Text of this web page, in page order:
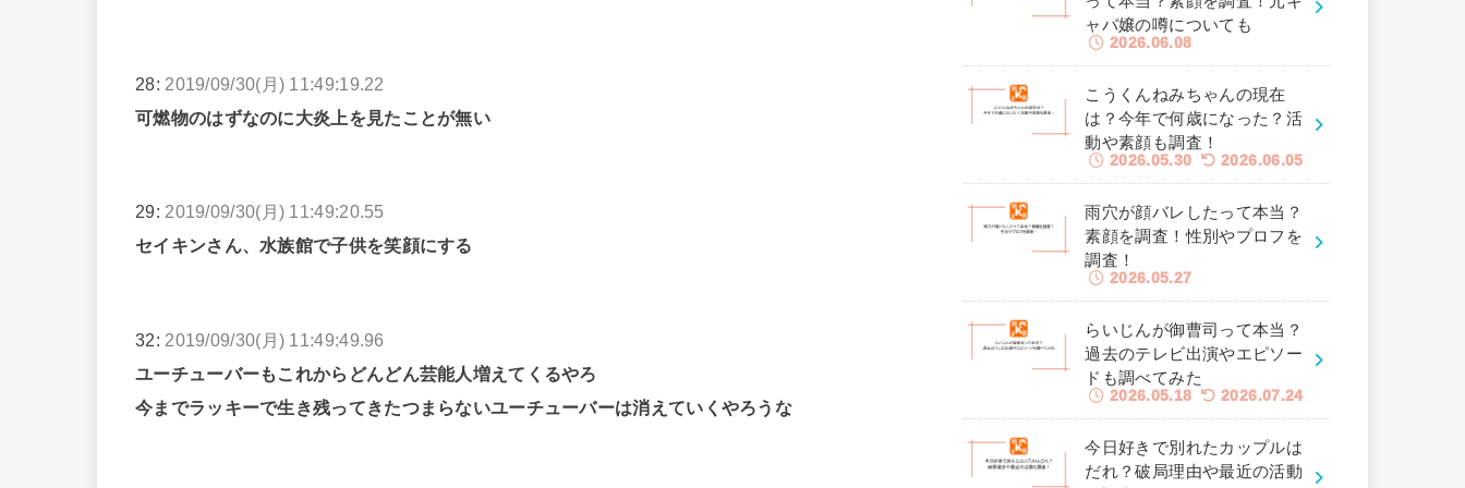
28: 2019/09/30(月) 11:49:19.22
可燃物のはずなのに大炎上を見たことが無い
29: 2019/09/30(月) 11:49:20.55
セイキンさん、水族館で子供を笑顔にする
32: 2019/09/30(月) 11:49:49.96
ユーチューバーもこれからどんどん芸能人増えてくるやろ
今までラッキーで生き残ってきたつまらないユーチューバーは消えていくやろうな
ャバ嬢の噂についても
2026.06.08
こうくんねみちゃんの現在
は？今年で何歳になった？活
動や素顔も調査！
2026.05.30 2026.06.05
雨穴が顔バレしたって本当？
素顔を調査！性別やプロフを
調査！
2026.05.27
らいじんが御曹司って本当？
過去のテレビ出演やエピソー
ドも調べてみた
2026.05.18 2026.07.24
今日好きで別れたカップルは
だれ？破局理由や最近の活動